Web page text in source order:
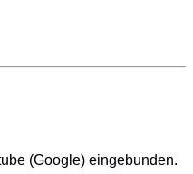
(Google) eingebunden.